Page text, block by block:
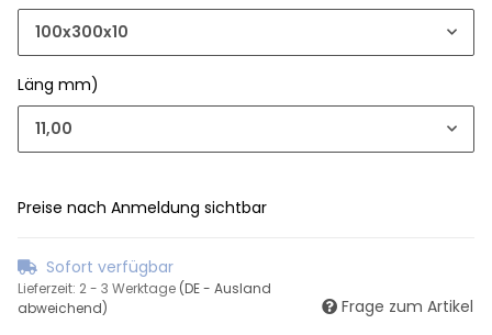
100x300x10
Läng mm)
11,00
Preise nach Anmeldung sichtbar
Sofort verfügbar
Lieferzeit: 2 - 3 Werktage (DE - Ausland
abweichend)
Frage zum Artikel